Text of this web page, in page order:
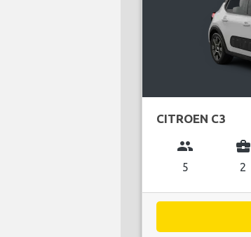
CITROEN C3
group
5
business_center
2